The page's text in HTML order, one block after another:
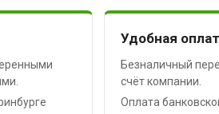
Удобная
Безналичный
счёт компании.
Оплата